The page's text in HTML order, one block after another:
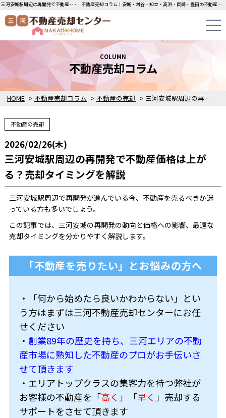
三河安城駅周辺の再開発で不動産･･･｜不動産売却コラム｜安城・刈谷・知立・高浜・岡崎・豊田の不動産売却・買取・査定なら三河不動産売却センターにお任せください！土地・中古一戸建ての即日無料査定・即金買取を行っています！
HOME > 不動産売却コラム > 不動産の売却 > 三河安城駅周辺の再開発で不動産価格は上がる？売却タイミングを解説
COLUMN
不動産売却コラム
不動産の売却
2026/02/26(木)
三河安城駅周辺の再開発で不動産価格は上が
る？売却タイミングを解説
三河安城駅周辺で再開発が進んでいる今、不動産を売るべきか迷
っている方も多いでしょう。
この記事では、三河安城の再開発の動向と価格への影響、最適な
売却タイミングを分かりやすく解説します。
「不動産を売りたい」とお悩みの方へ
・「何から始めたら良いかわからない」とい
う方はまずは三河不動産売却センターにお任
せください
・ 創業89年の歴史を持ち、三河エリアの不動
産市場に熟知した不動産のプロがお手伝いさ
せて頂きます
・エリアトップクラスの集客力を持つ弊社が
お客様の不動産を「高く 」「早く 」売却する
サポートをさせて頂きます